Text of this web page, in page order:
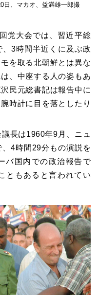
日、マカオ、益満雄一郎撮
党大会では、習近平総
3時間半近くに及ぶ政
を取る北朝鮮とは異な
、中座する人の姿もあ
民元総書記は報告中に
時計に目を落としたり
長は1960年9月、ニュ
4時間29分もの演説を
バ国内での政治報告で
ともあると言われてい